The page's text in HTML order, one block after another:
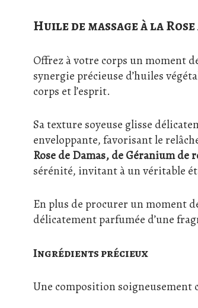
Huile de massage à la
Offrez à votre corps un moment
synergie précieuse d’huiles
corps et l’esprit.
Sa texture soyeuse glisse
enveloppante, favorisant le
Rose de Damas, de Géranium de
sérénité, invitant à un véritable
En plus de procurer un moment
délicatement parfumée d’une
Ingrédients précieux
Une composition soigneusement